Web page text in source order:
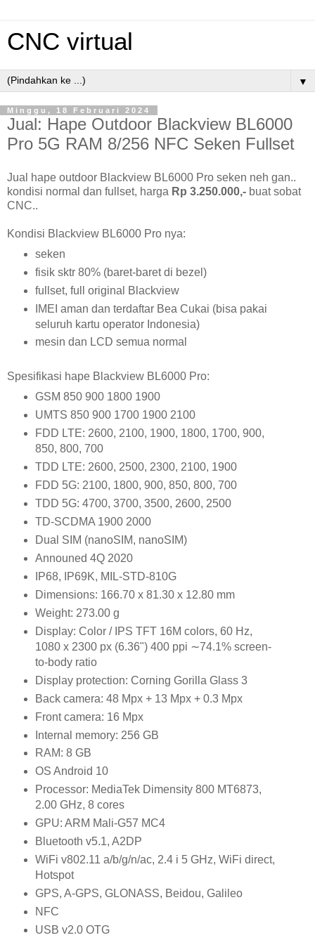
CNC virtual
▼
Minggu, 18 Februari 2024
Jual: Hape Outdoor Blackview BL6000
Pro 5G RAM 8/256 NFC Seken Fullset
Jual hape outdoor Blackview BL6000 Pro seken neh gan..
kondisi normal dan fullset, harga Rp 3.250.000,- buat sobat
CNC..
Kondisi Blackview BL6000 Pro nya:
seken
fisik sktr 80% (baret-baret di bezel)
fullset, full original Blackview
IMEI aman dan terdaftar Bea Cukai (bisa pakai
seluruh kartu operator Indonesia)
mesin dan LCD semua normal
Spesifikasi hape Blackview BL6000 Pro:
GSM 850 900 1800 1900
UMTS 850 900 1700 1900 2100
FDD LTE: 2600, 2100, 1900, 1800, 1700, 900,
850, 800, 700
TDD LTE: 2600, 2500, 2300, 2100, 1900
FDD 5G: 2100, 1800, 900, 850, 800, 700
TDD 5G: 4700, 3700, 3500, 2600, 2500
TD-SCDMA 1900 2000
Dual SIM (nanoSIM, nanoSIM)
Announed 4Q 2020
IP68, IP69K, MIL-STD-810G
Dimensions: 166.70 x 81.30 x 12.80 mm
Weight: 273.00 g
Display: Color / IPS TFT 16M colors, 60 Hz,
1080 x 2300 px (6.36") 400 ppi ∼74.1% screen-
to-body ratio
Display protection: Corning Gorilla Glass 3
Back camera: 48 Mpx + 13 Mpx + 0.3 Mpx
Front camera: 16 Mpx
Internal memory: 256 GB
RAM: 8 GB
OS Android 10
Processor: MediaTek Dimensity 800 MT6873,
2.00 GHz, 8 cores
GPU: ARM Mali-G57 MC4
Bluetooth v5.1, A2DP
WiFi v802.11 a/b/g/n/ac, 2.4 i 5 GHz, WiFi direct,
Hotspot
GPS, A-GPS, GLONASS, Beidou, Galileo
NFC
USB v2.0 OTG